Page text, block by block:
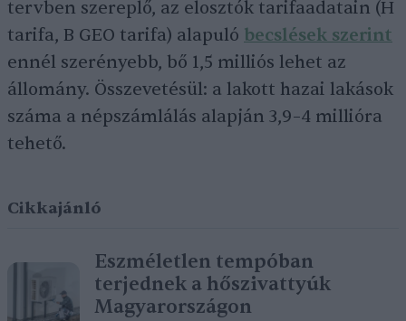
tervben szereplő, az elosztók tarifaadatain (H
tarifa, B GEO tarifa) alapuló becslések szerint
ennél szerényebb, bő 1,5 milliós lehet az
állomány. Összevetésül: a lakott hazai lakások
száma a népszámlálás alapján 3,9–4 millióra
tehető.
Cikkajánló
Eszméletlen tempóban
terjednek a hőszivattyúk
Magyarországon